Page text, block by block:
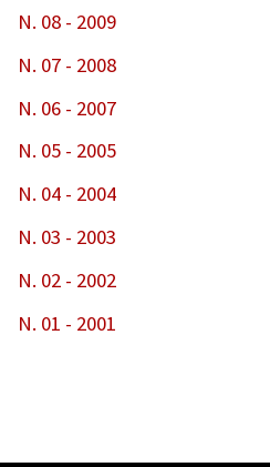
N. 08 - 2009
N. 07 - 2008
N. 06 - 2007
N. 05 - 2005
N. 04 - 2004
N. 03 - 2003
N. 02 - 2002
N. 01 - 2001